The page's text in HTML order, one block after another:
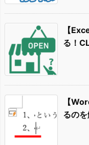
【
る！
【
るのを